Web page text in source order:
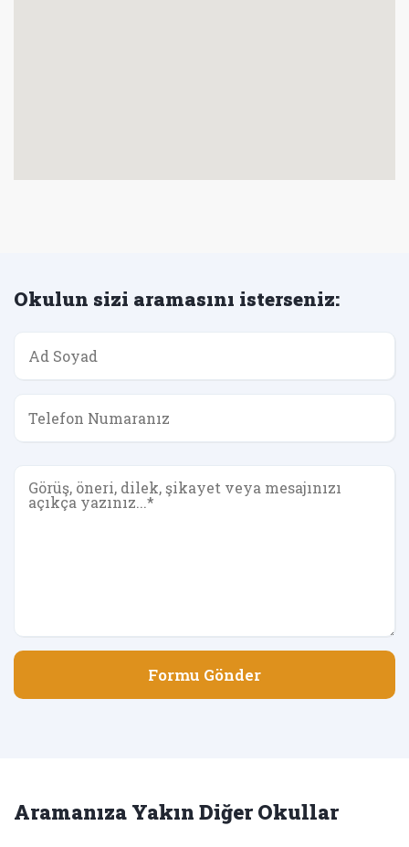
Okulun sizi aramasını isterseniz:
Formu Gönder
Aramanıza Yakın Diğer Okullar